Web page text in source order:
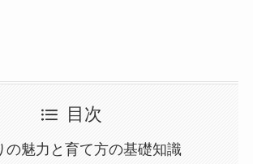
目次
の魅力と育て方の基礎知識